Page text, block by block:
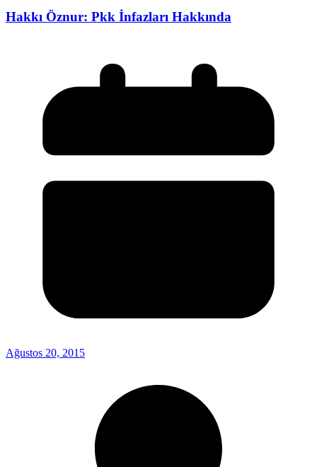
Hakkı Öznur: Pkk İnfazları Hakkında
Ağustos 20, 2015